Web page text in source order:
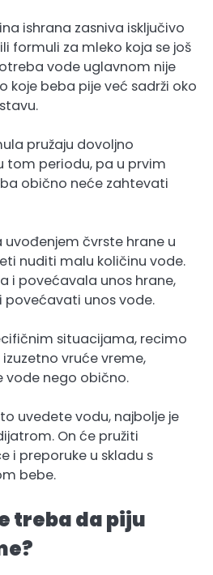
ishrana zasniva isključivo
formuli za mleko koja se još
vode uglavnom nije
koje beba pije već sadrži oko
pružaju dovoljno
tom periodu, pa u prvim
obično neće zahtevati
čvrste hrane u
nuditi malu količinu vode.
i povećavala unos hrane,
unos vode.
situacijama, recimo
vruće vreme,
vode nego obično.
uvedete vodu, najbolje je
On će pružiti
i preporuke u skladu s
bebe.
treba da piju